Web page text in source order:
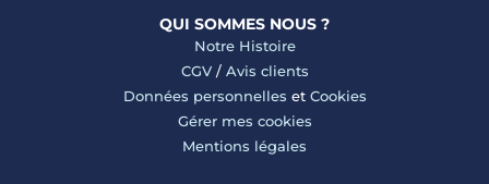
QUI SOMMES NOUS ?
Notre Histoire
CGV/ Avis clients
Données personnelles et Cookies
Gérer mes cookies
Mentions légales